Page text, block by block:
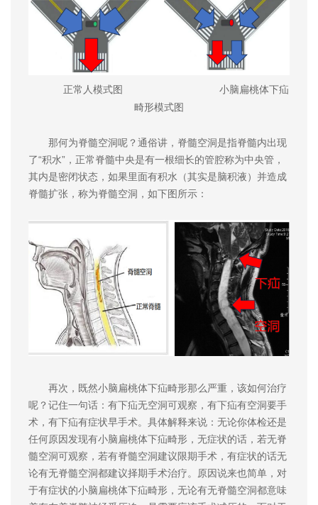
正常人模式图 小脑扁桃体下疝
畸形模式图
那何为脊髓空洞呢？通俗讲，脊髓空洞是指脊髓内出现
了“积水”，正常脊髓中央是有一根细长的管腔称为中央管，
其内是密闭状态，如果里面有积水（其实是脑积液）并造成
脊髓扩张，称为脊髓空洞，如下图所示：
再次，既然小脑扁桃体下疝畸形那么严重，该如何治疗
呢？记住一句话：有下疝无空洞可观察，有下疝有空洞要手
术，有下疝有症状早手术。具体解释来说：无论你体检还是
任何原因发现有小脑扁桃体下疝畸形，无症状的话，若无脊
髓空洞可观察，若有脊髓空洞建议限期手术，有症状的话无
论有无脊髓空洞都建议择期手术治疗。原因说来也简单，对
于有症状的小脑扁桃体下疝畸形，无论有无脊髓空洞都意味